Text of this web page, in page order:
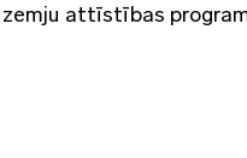
attīstības